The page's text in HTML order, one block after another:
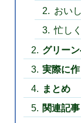
おい
忙し
グリー
実際に
まとめ
関連記事